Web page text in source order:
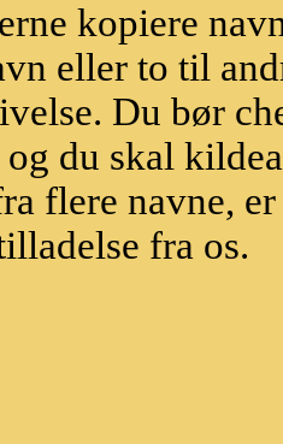
kopiere
eller to til
Du bør
du skal
flere navne,
fra os.